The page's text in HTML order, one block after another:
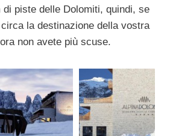
di piste delle Dolomiti, quindi, se
la destinazione della vostra
non avete più scuse.